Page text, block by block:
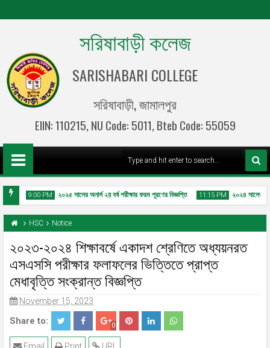
সরিষাবাড়ী কলেজ
SARISHABARI COLLEGE
সরিষাবাড়ী, জামালপুর
EIIN: 110215, NU Code: 5011, Bteb Code: 55059
9:00 PM
04 2026
২০২৫ সালের অনার্স ২য় বর্ষ পরীক্ষার ফরম পূরণের বিজ্ঞপ্তি 11:15 PM ২০২৪ সালের
HSC Notice
২০২৩-২০২৪ শিক্ষাবর্ষে একাদশ শ্রেণিতে অধ্যয়নরত
এসএসসি পরীক্ষার ফলাফলের ভিত্তিতে প্রাপ্ত
মেধাবৃত্তি সংক্রান্ত বিজ্ঞপ্তি
November 15, 2023
Share to: 0